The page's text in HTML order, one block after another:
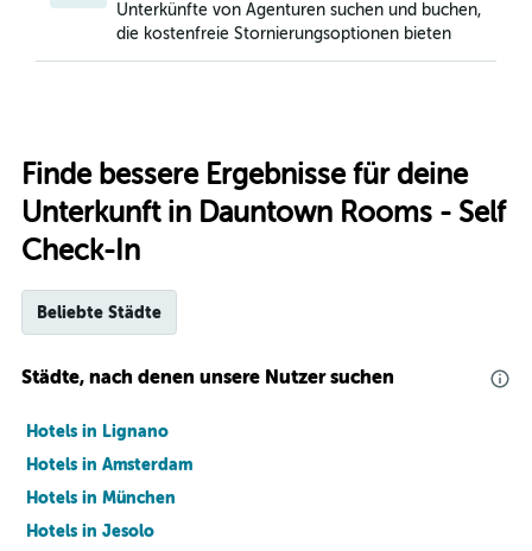
Unterkünfte von Agenturen suchen und buchen,
die kostenfreie Stornierungsoptionen bieten
Finde bessere Ergebnisse für deine
Unterkunft in Dauntown Rooms - Self
Check-In
Beliebte Städte
Städte, nach denen unsere Nutzer suchen
Hotels in Lignano
Hotels in Amsterdam
Hotels in München
Hotels in Jesolo